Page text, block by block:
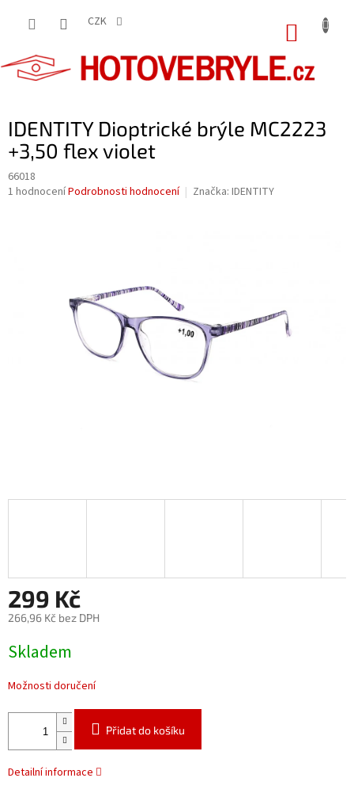
CZK
IDENTITY Dioptrické brýle MC2223
+3,50 flex violet
66018
Průměrné
1 hodnoceníPodrobnosti hodnocení Značka: IDENTITY
299 Kč
266,96 Kč bez DPH
cena:
Skladem
Možnosti doručení
Přidat do košíku
Detailní informace